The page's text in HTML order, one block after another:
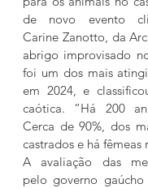
de novo evento
Carine Zanotto, da
abrigo improvisado
foi um dos mais
em 2024, e
caótica. “Há 200
Cerca de 90%, dos
castrados e há fêmeas
A avaliação das
pelo governo